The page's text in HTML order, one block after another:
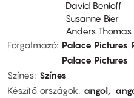
David Benioff
Susanne Bier
Anders Thomas
Forgalmazó Palace Pictures
Palace Pictures
Színes Színes
Készítő országok
angol